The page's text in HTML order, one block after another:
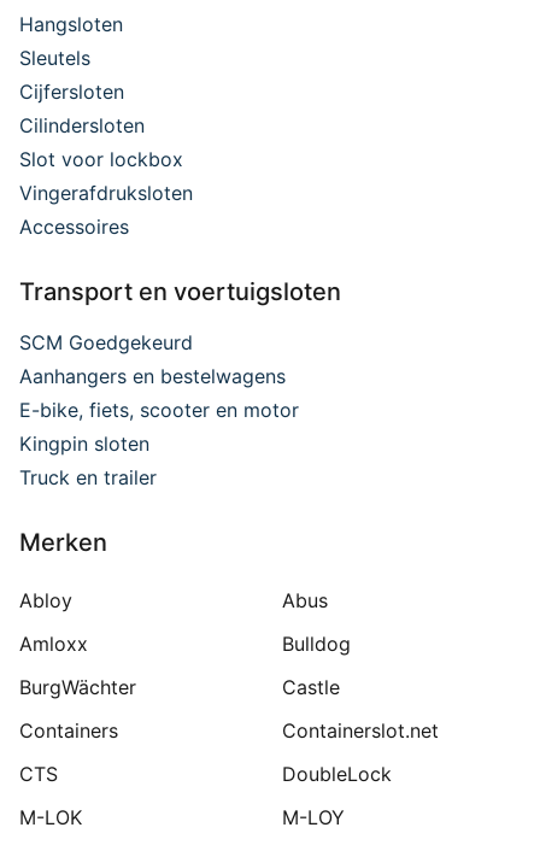
Hangsloten
Sleutels
Cijfersloten
Cilindersloten
Slot voor lockbox
Vingerafdruksloten
Accessoires
Transport en voertuigsloten
SCM Goedgekeurd
Aanhangers en bestelwagens
E-bike, fiets, scooter en motor
Kingpin sloten
Truck en trailer
Merken
Abloy
Abus
Amloxx
Bulldog
BurgWächter
Castle
Containers
Containerslot.net
CTS
DoubleLock
M-LOK
M-LOY